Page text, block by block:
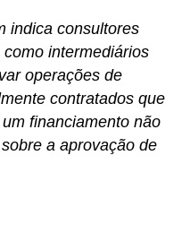
indica consultores
intermediários
operações de
contratados que
financiamento não
a aprovação de